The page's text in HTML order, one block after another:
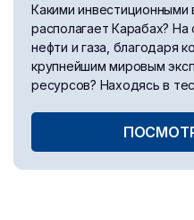
Какими
располагает Карабах? На
нефти и газа, благодаря
крупнейшим мировым
ресурсов? Находясь в